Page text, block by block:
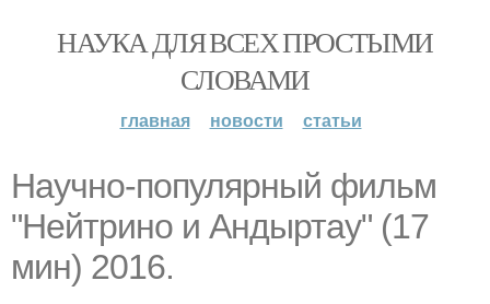
НАУКА ДЛЯ ВСЕХ ПРОСТЫМИ
СЛОВАМИ
главная новости статьи
Научно-популярный фильм
"Нейтрино и Андыртау" (17
мин) 2016.